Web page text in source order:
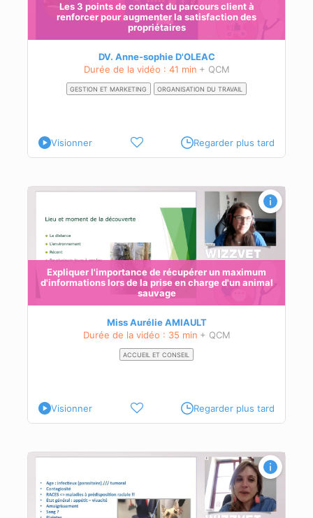
Les 3 points de contact du parcours client à
renforcer pour augmenter la satisfaction des
propriétaires
DV. Anne-sophie D'OLEAC
Durée de la vidéo : 41 min + QCM
GESTION ET MARKETING ORGANISATION DU TRAVAIL
Visionner Regarder plus tard
Expliquer l'importance de récupérer un maximum
d'informations lors de la prise en charge d'un animal
sauvage
Miss Aurélie AMIAULT
Durée de la vidéo : 35 min + QCM
ACCUEIL ET CONSEIL
Visionner Regarder plus tard